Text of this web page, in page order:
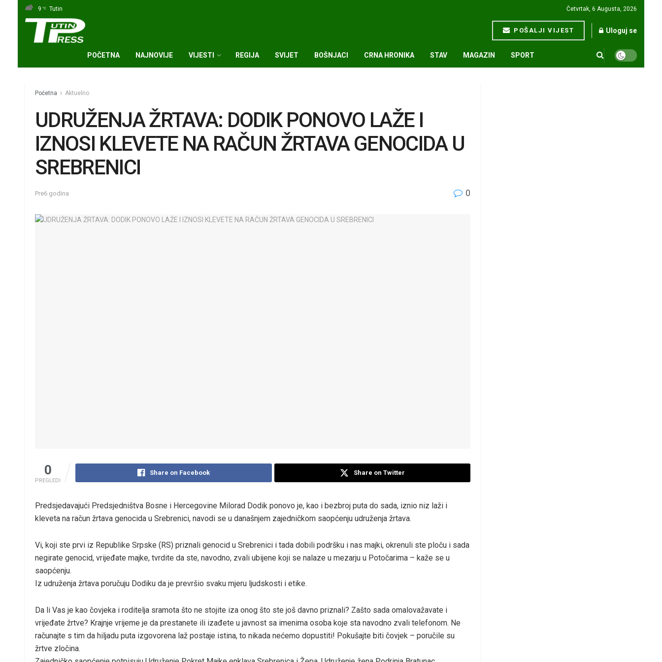
9 °C Tutin Četvrtak, 6 Augusta, 2026
POŠALJI VIJEST Uloguj se
POČETNA NAJNOVIJE VIJESTI REGIJA SVIJET BOŠNJACI CRNA HRONIKA STAV MAGAZIN SPORT
Početna Aktuelno
UDRUŽENJA ŽRTAVA: DODIK PONOVO LAŽE I
IZNOSI KLEVETE NA RAČUN ŽRTAVA GENOCIDA U
SREBRENICI
Pre6 godina 0
0
PREGLEDI
Share on Facebook Share on Twitter
Predsjedavajući Predsjedništva Bosne i Hercegovine Milorad Dodik ponovo je, kao i bezbroj puta do sada, iznio niz laži i
kleveta na račun žrtava genocida u Srebrenici, navodi se u današnjem zajedničkom saopćenju udruženja žrtava.
Vi, koji ste prvi iz Republike Srpske (RS) priznali genocid u Srebrenici i tada dobili podršku i nas majki, okrenuli ste ploču i sada
negirate genocid, vrijeđate majke, tvrdite da ste, navodno, zvali ubijene koji se nalaze u mezarju u Potočarima – kaže se u
saopćenju.
Iz udruženja žrtava poručuju Dodiku da je prevršio svaku mjeru ljudskosti i etike.
Da li Vas je kao čovjeka i roditelja sramota što ne stojite iza onog što ste još davno priznali? Zašto sada omalovažavate i
vrijeđate žrtve? Krajnje vrijeme je da prestanete ili izađete u javnost sa imenima osoba koje sta navodno zvali telefonom. Ne
računajte s tim da hiljadu puta izgovorena laž postaje istina, to nikada nećemo dopustiti! Pokušajte biti čovjek – poručile su
žrtve zločina.